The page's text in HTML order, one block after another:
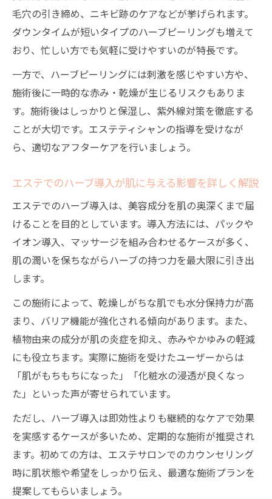
毛穴の引き締め、ニキビ跡のケアなどが挙げられます。
ダウンタイムが短いタイプのハーブピーリングも増えて
おり、忙しい方でも気軽に受けやすいのが特長です。
一方で、ハーブピーリングには刺激を感じやすい方や、
施術後に一時的な赤み・乾燥が生じるリスクもありま
す。施術後はしっかりと保湿し、紫外線対策を徹底する
ことが大切です。エステティシャンの指導を受けなが
ら、適切なアフターケアを行いましょう。
エステでのハーブ導入が肌に与える影響を詳しく解説
エステでのハーブ導入は、美容成分を肌の奥深くまで届
けることを目的としています。導入方法には、パックや
イオン導入、マッサージを組み合わせるケースが多く、
肌の潤いを保ちながらハーブの持つ力を最大限に引き出
します。
この施術によって、乾燥しがちな肌でも水分保持力が高
まり、バリア機能が強化される傾向があります。また、
植物由来の成分が肌の炎症を抑え、赤みやかゆみの軽減
にも役立ちます。実際に施術を受けたユーザーからは
「肌がもちもちになった」「化粧水の浸透が良くなっ
た」といった声が寄せられています。
ただし、ハーブ導入は即効性よりも継続的なケアで効果
を実感するケースが多いため、定期的な施術が推奨され
ます。初めての方は、エステサロンでのカウンセリング
時に肌状態や希望をしっかり伝え、最適な施術プランを
提案してもらいましょう。